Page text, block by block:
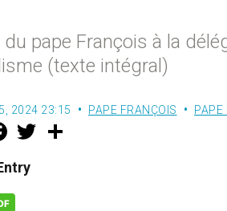
pape François à la
(texte intégral)
2024 23:15 PAPE FRANÇOIS PAPE
F
a
e
b
o
w